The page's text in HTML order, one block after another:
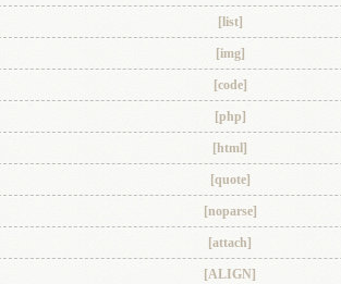
[list]
[img]
[code]
[php]
[html]
[quote]
[noparse]
[attach]
[ALIGN]